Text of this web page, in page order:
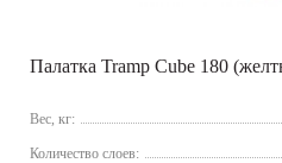
Палатка Tramp Cube 180
Вес, кг:
Количество слоев: